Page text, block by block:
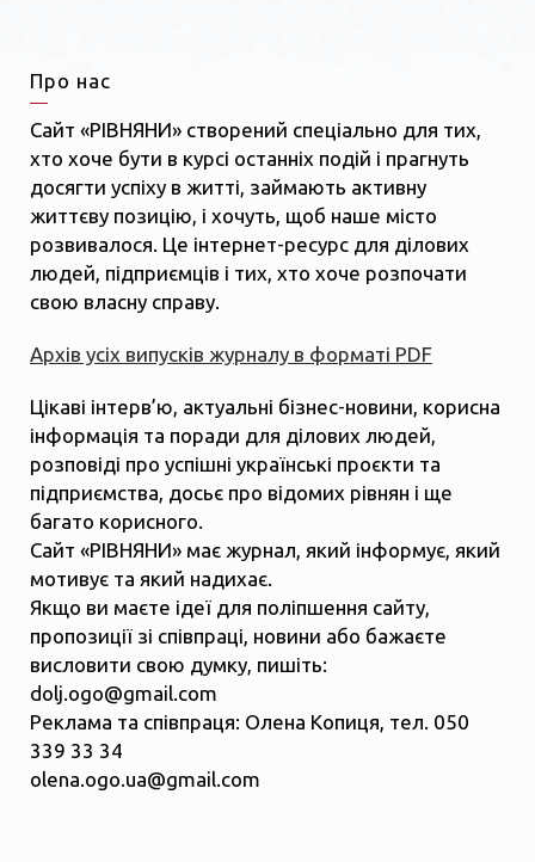
Про нас
Сайт «РІВНЯНИ» створений спеціально для тих,
хто хоче бути в курсі останніх подій і прагнуть
досягти успіху в житті, займають активну
життєву позицію, і хочуть, щоб наше місто
розвивалося. Це інтернет-ресурс для ділових
людей, підприємців і тих, хто хоче розпочати
свою власну справу.
Архів усіх випусків журналу в форматі PDF
Цікаві інтерв’ю, актуальні бізнес-новини, корисна
інформація та поради для ділових людей,
розповіді про успішні українські проєкти та
підприємства, досьє про відомих рівнян і ще
багато корисного.
Сайт «РІВНЯНИ» має журнал, який інформує, який
мотивує та який надихає.
Якщо ви маєте ідеї для поліпшення сайту,
пропозиції зі співпраці, новини або бажаєте
висловити свою думку, пишіть:
dolj.ogo@gmail.com
Реклама та співпраця: Олена Копиця, тел. 050
339 33 34
olena.ogo.ua@gmail.com